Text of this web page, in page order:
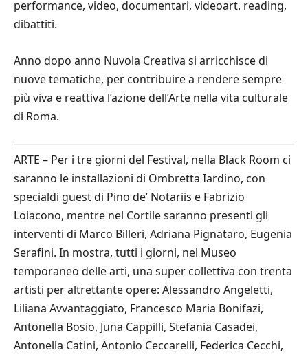
performance, video, documentari, videoart. reading,
dibattiti.
Anno dopo anno Nuvola Creativa si arricchisce di
nuove tematiche, per contribuire a rendere sempre
più viva e reattiva l’azione dell’Arte nella vita culturale
di Roma.
ARTE – Per i tre giorni del Festival, nella Black Room ci
saranno le installazioni di Ombretta Iardino, con
specialdi guest di Pino de’ Notariis e Fabrizio
Loiacono, mentre nel Cortile saranno presenti gli
interventi di Marco Billeri, Adriana Pignataro, Eugenia
Serafini. In mostra, tutti i giorni, nel Museo
temporaneo delle arti, una super collettiva con trenta
artisti per altrettante opere: Alessandro Angeletti,
Liliana Avvantaggiato, Francesco Maria Bonifazi,
Antonella Bosio, Juna Cappilli, Stefania Casadei,
Antonella Catini, Antonio Ceccarelli, Federica Cecchi,